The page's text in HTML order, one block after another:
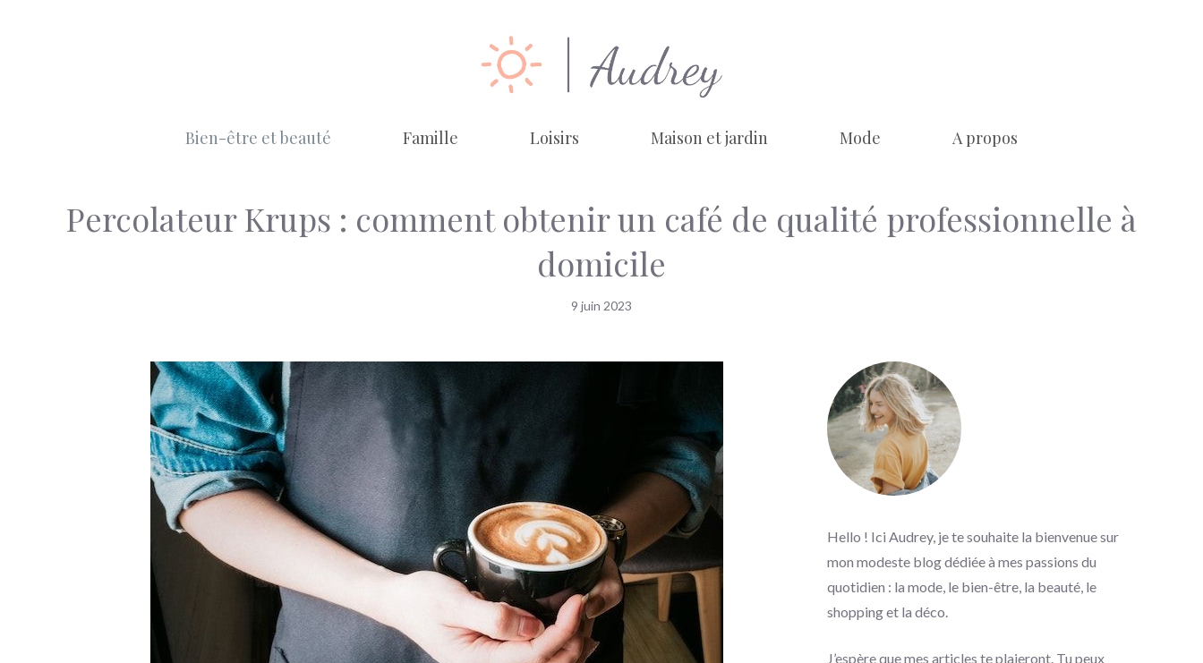
Bien-être et beauté Famille Loisirs Maison et jardin Mode A propos
Percolateur Krups : comment obtenir un café de qualité professionnelle à
domicile
9 juin 2023
Hello ! Ici Audrey, je te souhaite la bienvenue sur
mon modeste blog dédiée à mes passions du
quotidien : la mode, le bien-être, la beauté, le
shopping et la déco.
J’espère que mes articles te plaieront. Tu peux